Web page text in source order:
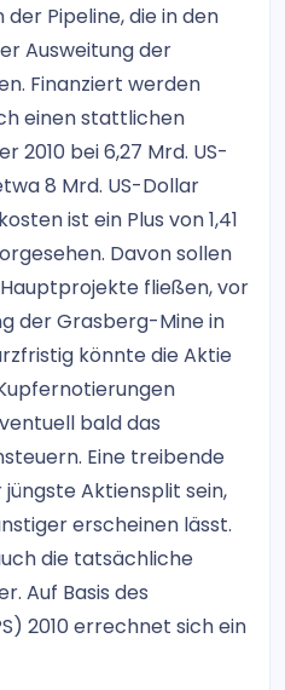
Pipeline, die in den
Ausweitung der
Finanziert werden
einen stattlichen
2010 bei 6,27 Mrd. US-
8 Mrd. US-Dollar
ist ein Plus von 1,41
Davon sollen
Hauptprojekte fließen, vor
der Grasberg-Mine in
könnte die Aktie
bald das
Eine treibende
Aktiensplit sein,
erscheinen lässt.
die tatsächliche
Auf Basis des
2010 errechnet sich ein